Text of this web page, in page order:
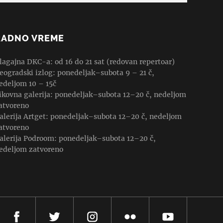
VREME
DKC-a: od 16 do 21 sat (redovan repertoar)
izlog: ponedeljak–subota 9 – 21 č,
10 – 15č
galerija: ponedeljak–subota 12–20 č, nedeljom
Artget: ponedeljak–subota 12–20 č, nedeljom
Podroom: ponedeljak–subota 12–20 č,
zatvoreno